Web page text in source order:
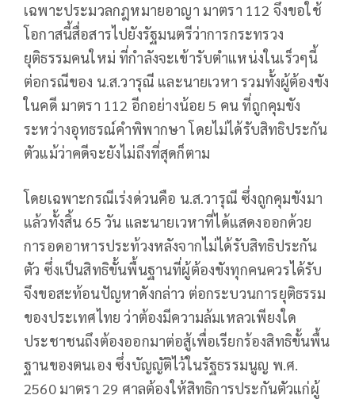
เฉพาะประมวลกฎหมายอาญา มาตรา 112 จึงขอใช้
โอกาสนี้สื่อสารไปยังรัฐมนตรีว่าการกระทรวง
ยุติธรรมคนใหม่ ที่กำลังจะเข้ารับตำแหน่งในเร็วๆนี้
ต่อกรณีของ น.ส.วารุณี และนายเวหา รวมทั้งผู้ต้องขัง
ในคดี มาตรา 112 อีกอย่างน้อย 5 คน ที่ถูกคุมขัง
ระหว่างอุทธรณ์คำพิพากษา โดยไม่ได้รับสิทธิประกัน
ตัวแม้ว่าคดีจะยังไม่ถึงที่สุดก็ตาม
โดยเฉพาะกรณีเร่งด่วนคือ น.ส.วารุณี ซึ่งถูกคุมขังมา
แล้วทั้งสิ้น 65 วัน และนายเวหาที่ได้แสดงออกด้วย
การอดอาหารประท้วงหลังจากไม่ได้รับสิทธิประกัน
ตัว ซึ่งเป็นสิทธิขั้นพื้นฐานที่ผู้ต้องขังทุกคนควรได้รับ
จึงขอสะท้อนปัญหาดังกล่าว ต่อกระบวนการยุติธรรม
ของประเทศไทย ว่าต้องมีความล้มเหลวเพียงใด
ประชาชนถึงต้องออกมาต่อสู้เพื่อเรียกร้องสิทธิขั้นพื้น
ฐานของตนเอง ซึ่งบัญญัติไว้ในรัฐธรรมนูญ พ.ศ.
2560 มาตรา 29 ศาลต้องให้สิทธิการประกันตัวแก่ผู้